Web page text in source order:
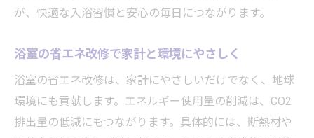
が、快適な入浴習慣と安心の毎日につながります。
浴室の省エネ改修で家計と環境にやさしく
浴室の省エネ改修は、家計にやさしいだけでなく、地球
環境にも貢献します。エネルギー使用量の削減は、CO2
排出量の低減にもつながります。具体的には、断熱材や